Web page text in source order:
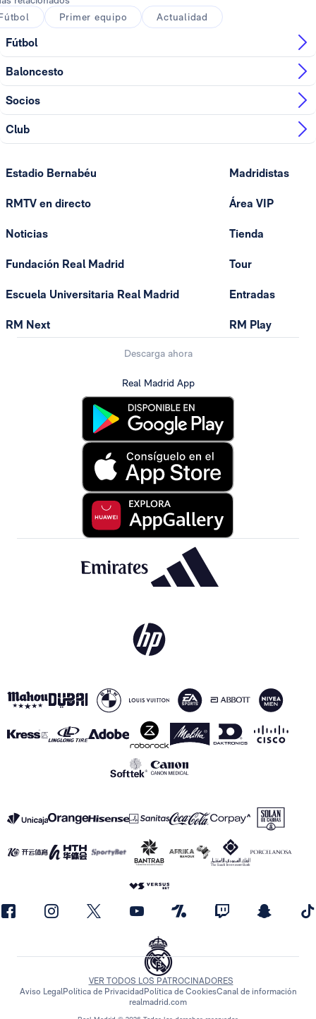
Primer equipo Actualidad
Fútbol
Baloncesto
Socios
Club
Estadio Bernabéu
RMTV en directo
Noticias
Fundación Real Madrid
Escuela Universitaria Real Madrid
RM Next
Madridistas
Área VIP
Tienda
Tour
Entradas
RM Play
Descarga ahora
Real Madrid App
VER TODOS LOS PATROCINADORES
Aviso LegalPolítica de Privacidad Política de CookiesCanal de información
realmadrid.com